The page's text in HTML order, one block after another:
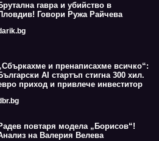
гавра и убийство в
Говори Ружа Райчева
и пренаписахме всичко“:
AI стартъп стигна 300 хил.
приход и привлече инвеститор
повтаря модела „Борисов“!
на Валерия Велева